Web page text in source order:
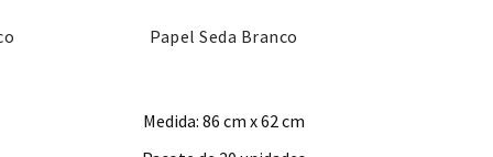
Papel Seda Branco
Medida: 86 cm x 62 cm